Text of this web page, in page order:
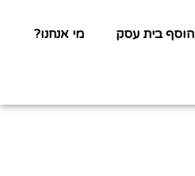
הוסף בית עסק מי אנחנו?